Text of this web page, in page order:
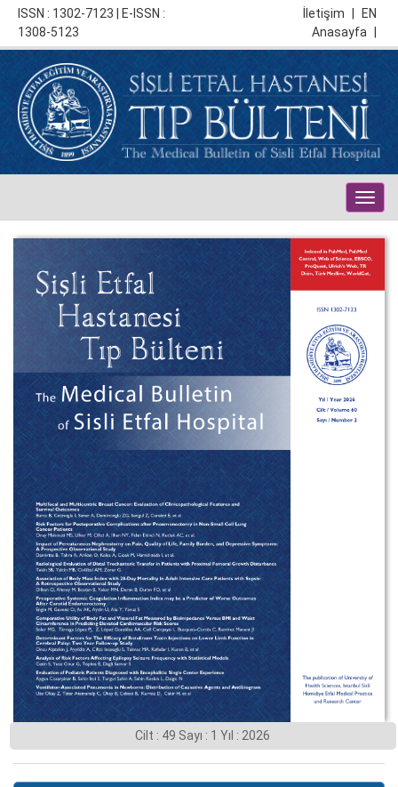
ISSN : 1302-7123 | E-ISSN :
1308-5123
EN
İletişim
Anasayfa
Cilt : 49 Sayı : 1 Yıl : 2026